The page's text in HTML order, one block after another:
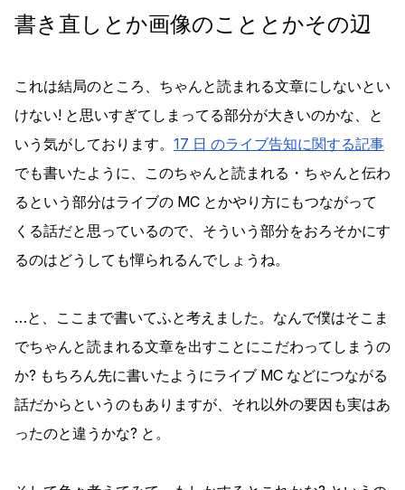
書き直しとか画像のこととかその辺
これは結局のところ、ちゃんと読まれる文章にしないとい
けない! と思いすぎてしまってる部分が大きいのかな、と
いう気がしております。 17 日 のライブ告知に関する記事
でも書いたように、このちゃんと読まれる・ちゃんと伝わ
るという部分はライブの MC とかやり方にもつながって
くる話だと思っているので、そういう部分をおろそかにす
るのはどうしても憚られるんでしょうね。
…と、ここまで書いてふと考えました。なんで僕はそこま
でちゃんと読まれる文章を出すことにこだわってしまうの
か? もちろん先に書いたようにライブ MC などにつながる
話だからというのもありますが、それ以外の要因も実はあ
ったのと違うかな? と。